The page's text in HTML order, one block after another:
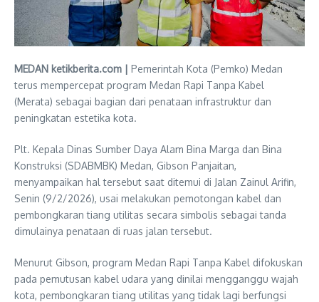
MEDAN ketikberita.com | Pemerintah Kota (Pemko) Medan
terus mempercepat program Medan Rapi Tanpa Kabel
(Merata) sebagai bagian dari penataan infrastruktur dan
peningkatan estetika kota.
Plt. Kepala Dinas Sumber Daya Alam Bina Marga dan Bina
Konstruksi (SDABMBK) Medan, Gibson Panjaitan,
menyampaikan hal tersebut saat ditemui di Jalan Zainul Arifin,
Senin (9/2/2026), usai melakukan pemotongan kabel dan
pembongkaran tiang utilitas secara simbolis sebagai tanda
dimulainya penataan di ruas jalan tersebut.
Menurut Gibson, program Medan Rapi Tanpa Kabel difokuskan
pada pemutusan kabel udara yang dinilai mengganggu wajah
kota, pembongkaran tiang utilitas yang tidak lagi berfungsi